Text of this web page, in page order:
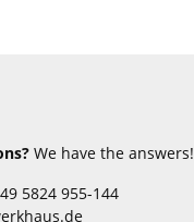
We have the answers!
5824 955-144